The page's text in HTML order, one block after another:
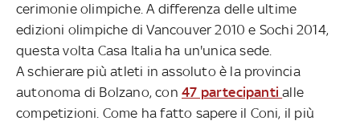
cerimonie olimpiche. A differenza delle ultime
edizioni olimpiche di Vancouver 2010 e Sochi 2014,
questa volta Casa Italia ha un'unica sede.
A schierare più atleti in assoluto è la provincia
autonoma di Bolzano, con 47 partecipantialle
competizioni. Come ha fatto sapere il Coni, il più